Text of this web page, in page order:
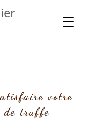
votre
de truffe